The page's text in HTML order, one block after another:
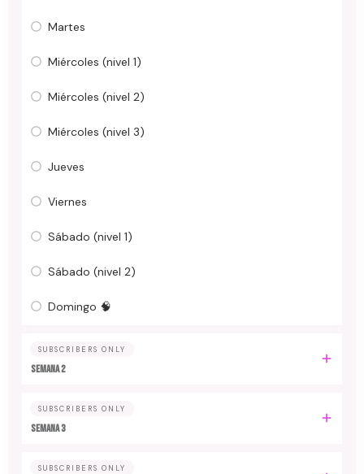
Martes
Miércoles (nivel 1)
Miércoles (nivel 2)
Miércoles (nivel 3)
Jueves
Viernes
Sábado (nivel 1)
Sábado (nivel 2)
Domingo 🧠
SUBSCRIBERS ONLY
Semana 2
SUBSCRIBERS ONLY
Semana 3
SUBSCRIBERS ONLY